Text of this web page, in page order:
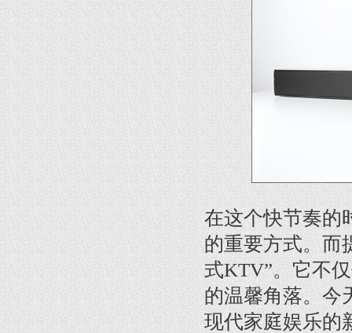
在这个快节奏的
的重要方式。而
式KTV”。它不
的温馨角落。今
现代家庭娱乐的